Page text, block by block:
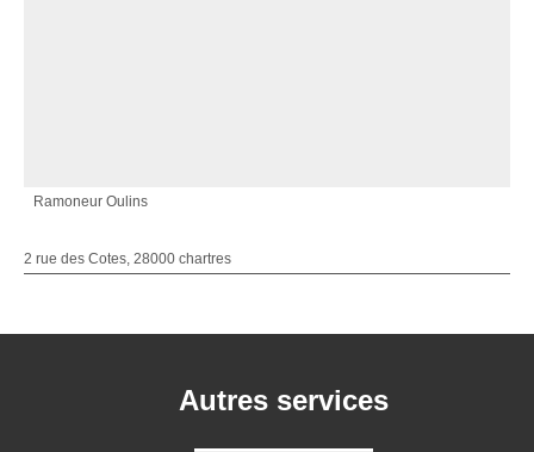
Ramoneur Oulins
2 rue des Cotes, 28000 chartres
Autres services